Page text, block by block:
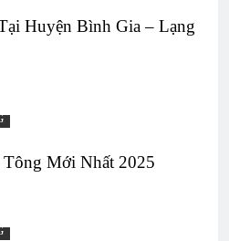
Huyện Bình Gia – Lạng
Mới Nhất 2025